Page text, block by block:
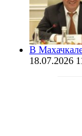
В
18.07.2026